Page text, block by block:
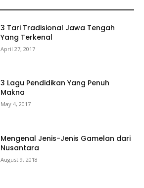
3 Tari Tradisional Jawa Tengah
Yang Terkenal
April 27, 2017
3 Lagu Pendidikan Yang Penuh
Makna
May 4, 2017
Mengenal Jenis-Jenis Gamelan dari
Nusantara
August 9, 2018